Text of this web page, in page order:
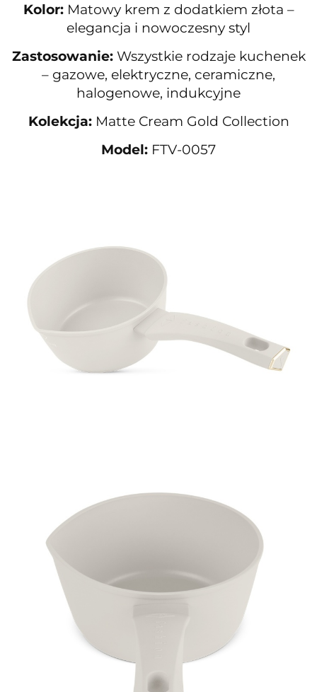
Kolor:Matowy krem z dodatkiem złota –
elegancja i nowoczesny styl
Zastosowanie:Wszystkie rodzaje kuchenek
– gazowe, elektryczne, ceramiczne,
halogenowe, indukcyjne
Kolekcja:Matte Cream Gold Collection
Model: FTV-0057